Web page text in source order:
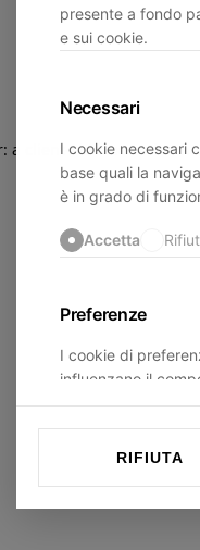
presente a fondo
e sui cookie.
Necessari
I cookie necessari
base quali la
è in grado di
Accetta
Preferenze
I cookie di
influenzano il
trovi.
RIFIUTA
a client -side exception